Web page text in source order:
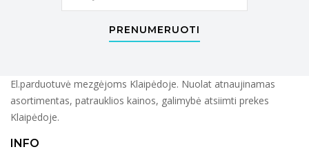
PRENUMERUOTI
El.parduotuvė mezgėjoms Klaipėdoje. Nuolat atnaujinamas
asortimentas, patrauklios kainos, galimybė atsiimti prekes
Klaipėdoje.
INFO